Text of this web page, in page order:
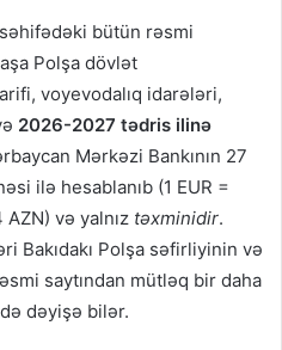
bütün rəsmi
Polşa dövlət
voyevodalıq idarələri,
2026-2027 tədris ilinə
Mərkəzi Bankının 27
ilə hesablanıb (1 EUR =
və yalnız təxminidir.
Bakıdakı Polşa səfirliyinin və
saytından mütləq bir daha
dəyişə bilər.